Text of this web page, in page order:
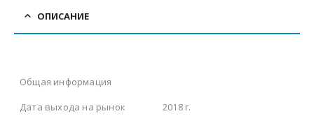
ОПИСАНИЕ
Общая информация
Дата выхода на рынок
2018 г.